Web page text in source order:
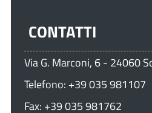
CONTATTI
Via G. Marconi, 6 - 24060
Telefono: +39 035 981107
Fax: +39 035 981762